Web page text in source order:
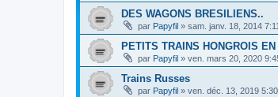
DES WAGONS BRESILIENS..
par Papyfil » sam. janv. 18, 2014
PETITS TRAINS HONGROIS
par Papyfil » ven. mars 20, 2020
Trains Russes
par Papyfil » ven. déc. 13, 2019